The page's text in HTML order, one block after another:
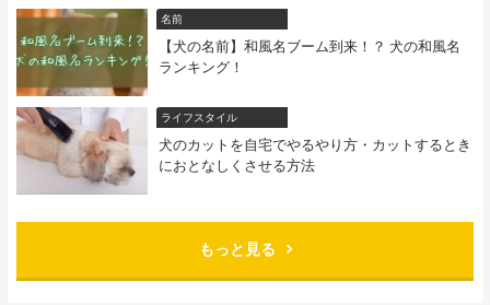
名前
【犬の名前】和風名ブーム到来！？ 犬の和風名
ランキング！
ライフスタイル
犬のカットを自宅でやるやり方・カットするとき
におとなしくさせる方法
もっと見る